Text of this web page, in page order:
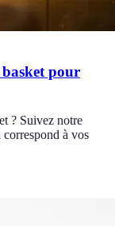
pour
? Suivez notre
à vos